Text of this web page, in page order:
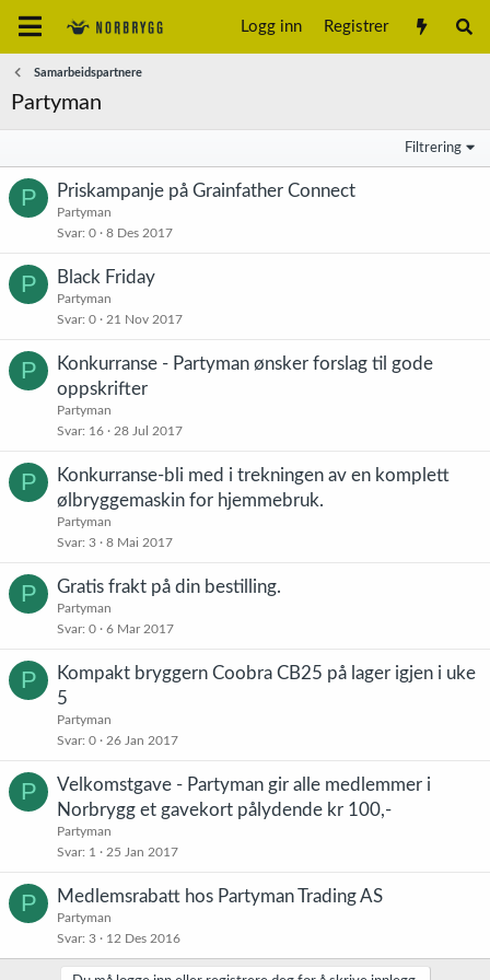
Logg inn Registrer
Samarbeidspartnere
Partyman
Filtrering
P Priskampanje på Grainfather Connect
Partyman
Svar 0 8 Des 2017
P Black Friday
Partyman
Svar 0 21 Nov 2017
P
Konkurranse - Partyman ønsker forslag til gode
oppskrifter
Partyman
Svar 16 28 Jul 2017
P
Konkurranse-bli med i trekningen av en komplett
ølbryggemaskin for hjemmebruk.
Partyman
Svar 3 8 Mai 2017
P Gratis frakt på din bestilling.
Partyman
Svar 0 6 Mar 2017
P
Kompakt bryggern Coobra CB25 på lager igjen i uke
5
Partyman
Svar 0 26 Jan 2017
P
Velkomstgave - Partyman gir alle medlemmer i
Norbrygg et gavekort pålydende kr 100,-
Partyman
Svar 1 25 Jan 2017
P Medlemsrabatt hos Partyman Trading AS
Partyman
Svar 3 12 Des 2016